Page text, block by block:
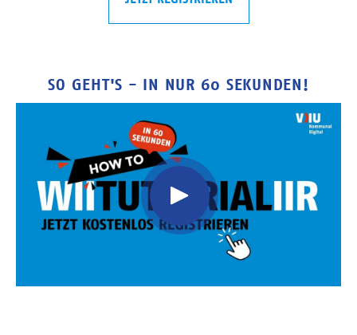
SO GEHT'S - IN NUR 60 SEKUNDEN!